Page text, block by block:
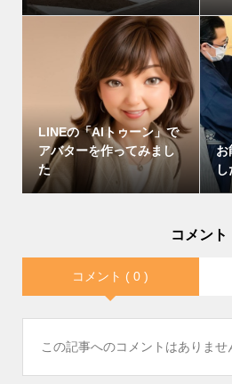
LINEの「AIトゥーン」で
アバターを作ってみまし
た
お
コメント
コメント ( 0 )
この記事へのコメントはありませ